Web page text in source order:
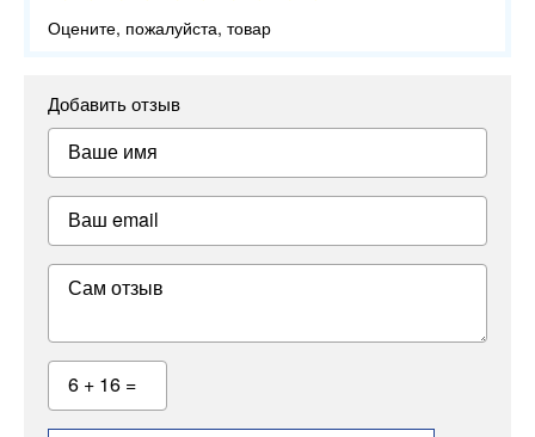
Оцените, пожалуйста, товар
Добавить отзыв
Ваше имя
Ваш email
Сам отзыв
6 + 16 =